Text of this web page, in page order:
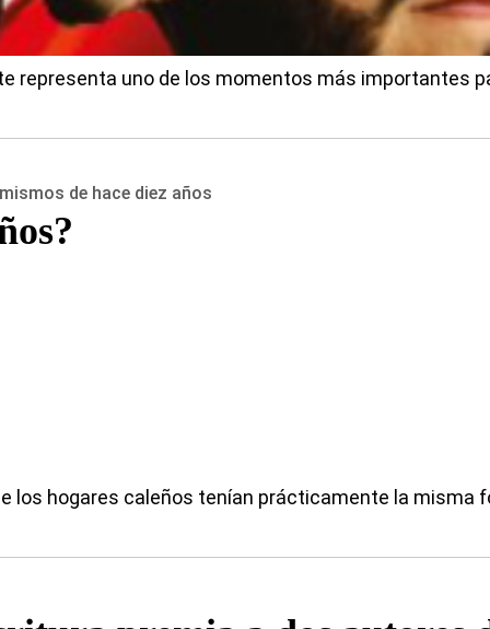
representa uno de los momentos más importantes
de hace diez años
los hogares caleños tenían prácticamente la misma